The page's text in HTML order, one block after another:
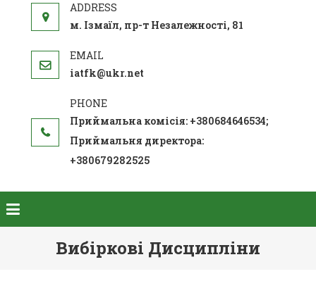
м. Ізмаїл, пр-т Незалежності, 81
iatfk@ukr.net
Приймальна комісія: +380684646534;
Приймальня директора:
+380679282525
Вибіркові Дисципліни